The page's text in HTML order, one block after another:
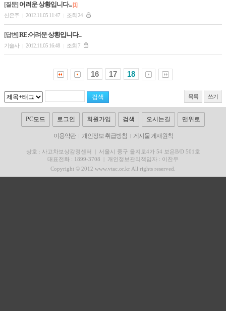
[질문] 어려운 상황입니다...[1]
신은주
2012.11.05 11:47 조회 24
[답변] RE:어려운 상황입니다...
기술사 2012.11.05 16:48 조회 7
16 17 18
목록 쓰기
PC모드 로그인 회원가입 검색 오시는길 맨위로
이용약관 개인정보 취급방침 게시물 게재원칙
상호 : 사고차보상감정센터 |서울시 중구 을지로4가 54 보은B/D 501호
대표전화 : 1899-3708 | 개인정보관리책임자 : 이찬우
Copyright © 2012 www.vtac.or.kr All rights reserved.